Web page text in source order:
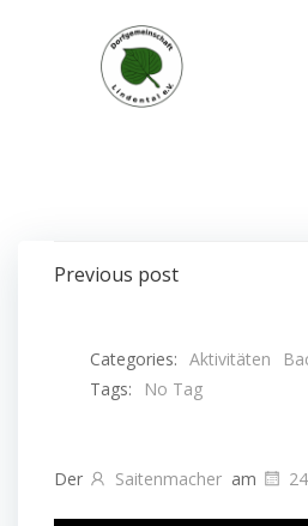
Post
navigation
Previous post
Categories: Aktivitäten
Tags:
No Tag
Der Saitenmacher am